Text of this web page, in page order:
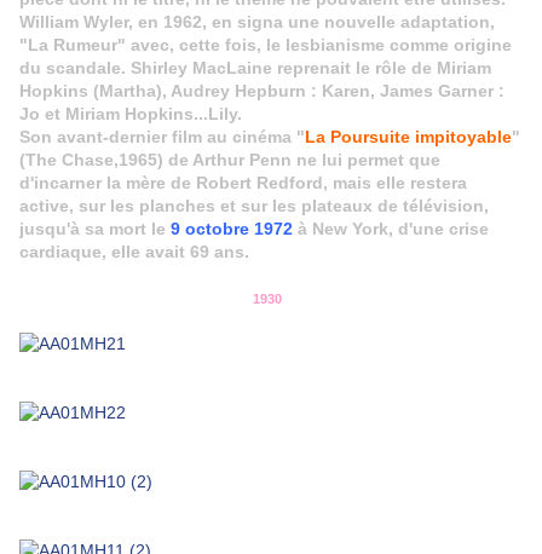
William Wyler, en 1962, en signa une nouvelle adaptation,
"La Rumeur" avec, cette fois, le lesbianisme comme origine
du scandale. Shirley MacLaine reprenait le rôle de Miriam
Hopkins (Martha), Audrey Hepburn : Karen, James Garner :
Jo et Miriam Hopkins...Lily.
Son avant-dernier film au cinéma "La Poursuite impitoyable"
(The Chase,1965) de Arthur Penn ne lui permet que
d'incarner la mère de Robert Redford, mais elle restera
active, sur les planches et sur les plateaux de télévision,
jusqu'à sa mort le 9 octobre 1972 à New York, d'une crise
cardiaque, elle avait 69 ans.
1930